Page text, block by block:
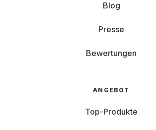
Blog
Presse
Bewertungen
ANGEBOT
Top-Produkte